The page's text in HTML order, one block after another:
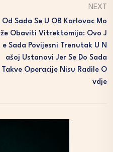
NEXT
Od Sada Se U OB Karlovac Mo
Že Obaviti Vitrektomija: Ovo J
E Sada Povijesni Trenutak U N
Ašoj Ustanovi Jer Se Do Sada
Takve Operacije Nisu Radile O
Vdje